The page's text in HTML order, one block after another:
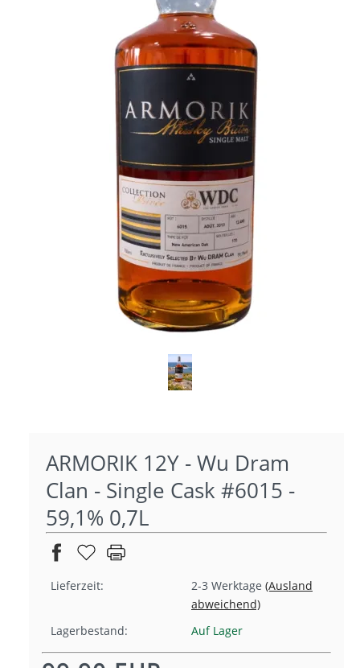
ARMORIK 12Y - Wu Dram
Clan - Single Cask #6015 -
59,1% 0,7L
Lieferzeit: 2-3 Werktage (Ausland
abweichend)
Lagerbestand:
Auf Lager